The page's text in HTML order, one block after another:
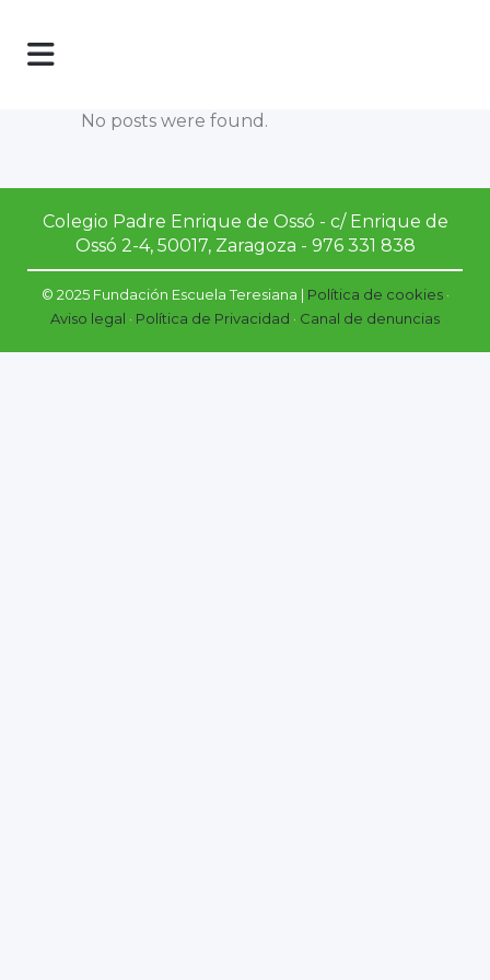
No posts were found.
Colegio Padre Enrique de Ossó - c/ Enrique de
Ossó 2-4, 50017, Zaragoza - 976 331 838
© 2025 Fundación Escuela Teresiana | Política de cookies·
Aviso legal · Política de Privacidad · Canal de denuncias